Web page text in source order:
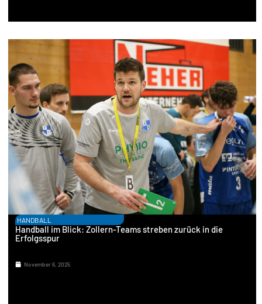
HANDBALL
Handball im Blick: Zollern-Teams streben zurück in die
Erfolgsspur
November 6, 2025